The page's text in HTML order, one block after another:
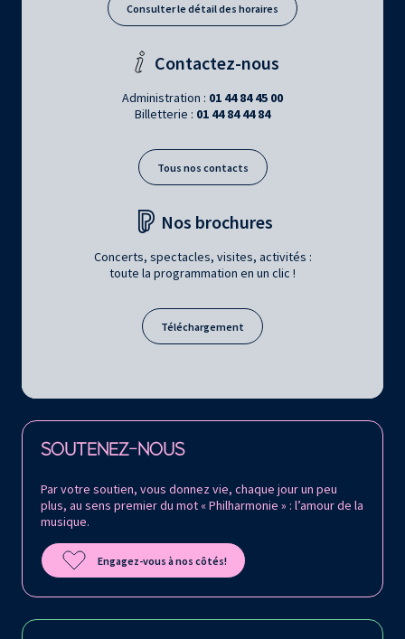
Consulter le détail des horaires
Contactez-nous
Administration : 01 44 84 45 00
Billetterie : 01 44 84 44 84
Tous nos contacts
Nos brochures
Concerts, spectacles, visites, activités :
toute la programmation en un clic !
Téléchargement
SOUTENEZ-NOUS
Par votre soutien, vous donnez vie, chaque jour un peu
plus, au sens premier du mot « Philharmonie » : l’amour de la
musique.
Engagez-vous à nos côtés!
Retrouvez la Philharmonie de Paris sur